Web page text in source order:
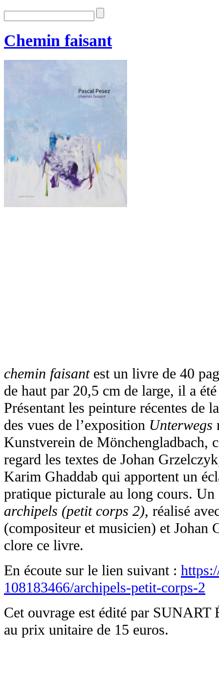
Chemin faisant
chemin faisantest un livre de 40
de haut par 20,5 cm de large, il a
Présentant les peinture récentes de
des vues de l’exposition Unterwegs
Kunstverein de Mönchengladbach,
regard les textes de Johan
Karim Ghaddab qui apportent un
pratique picturale au long cours.
archipels (petit corps 2), réalisé
(compositeur et musicien) et Johan
clore ce livre.
En écoute sur le lien suivant :
108183466/archipels-petit-corps-2
Cet ouvrage est édité par
au prix unitaire de 15 euros.